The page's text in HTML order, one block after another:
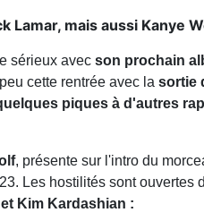
Lamar, mais aussi Kanye
sérieux avec son prochain
cette rentrée avec la sortie
piques à d'autres
, présente sur l'intro du
Les hostilités sont ouvertes
Kim Kardashian :